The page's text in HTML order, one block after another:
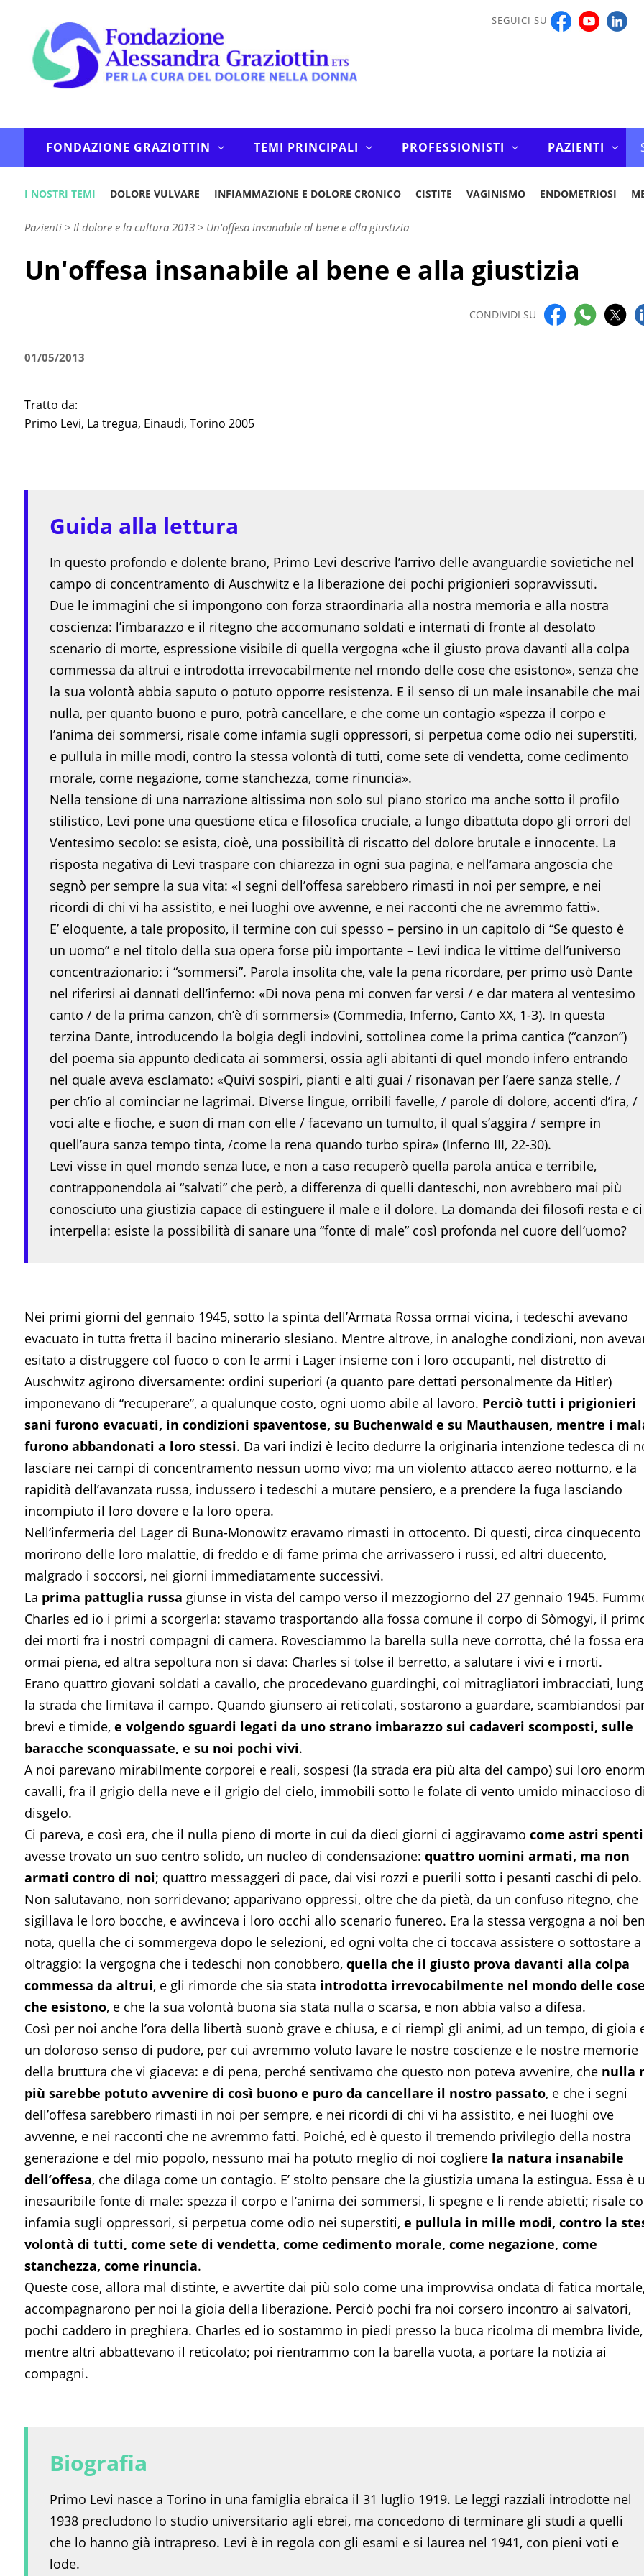
SEGUICI SU
FONDAZIONE GRAZIOTTIN TEMI PRINCIPALI PROFESSIONISTI PAZIENTI
I NOSTRI TEMI DOLORE VULVARE INFIAMMAZIONE E DOLORE CRONICO CISTITE VAGINISMO ENDOMETRIOSI
Pazienti> Il dolore e la cultura 2013 > Un'offesa insanabile al bene e alla giustizia
Un'offesa insanabile al bene e alla giustizia
CONDIVIDI SU
01/05/2013
Tratto da:
Primo Levi, La tregua, Einaudi, Torino 2005
Guida alla lettura
In questo profondo e dolente brano, Primo Levi descrive l’arrivo delle avanguardie sovietiche nel
campo di concentramento di Auschwitz e la liberazione dei pochi prigionieri sopravvissuti.
Due le immagini che si impongono con forza straordinaria alla nostra memoria e alla nostra
coscienza: l’imbarazzo e il ritegno che accomunano soldati e internati di fronte al desolato
scenario di morte, espressione visibile di quella vergogna «che il giusto prova davanti alla colpa
commessa da altrui e introdotta irrevocabilmente nel mondo delle cose che esistono», senza che
la sua volontà abbia saputo o potuto opporre resistenza. E il senso di un male insanabile che mai
nulla, per quanto buono e puro, potrà cancellare, e che come un contagio «spezza il corpo e
l’anima dei sommersi, risale come infamia sugli oppressori, si perpetua come odio nei superstiti,
e pullula in mille modi, contro la stessa volontà di tutti, come sete di vendetta, come cedimento
morale, come negazione, come stanchezza, come rinuncia».
Nella tensione di una narrazione altissima non solo sul piano storico ma anche sotto il profilo
stilistico, Levi pone una questione etica e filosofica cruciale, a lungo dibattuta dopo gli orrori del
Ventesimo secolo: se esista, cioè, una possibilità di riscatto del dolore brutale e innocente. La
risposta negativa di Levi traspare con chiarezza in ogni sua pagina, e nell’amara angoscia che
segnò per sempre la sua vita: «I segni dell’offesa sarebbero rimasti in noi per sempre, e nei
ricordi di chi vi ha assistito, e nei luoghi ove avvenne, e nei racconti che ne avremmo fatti».
E’ eloquente, a tale proposito, il termine con cui spesso – persino in un capitolo di “Se questo è
un uomo” e nel titolo della sua opera forse più importante – Levi indica le vittime dell’universo
concentrazionario: i “sommersi”. Parola insolita che, vale la pena ricordare, per primo usò Dante
nel riferirsi ai dannati dell’inferno: «Di nova pena mi conven far versi / e dar matera al ventesimo
canto / de la prima canzon, ch’è d’i sommersi» (Commedia, Inferno, Canto XX, 1-3). In questa
terzina Dante, introducendo la bolgia degli indovini, sottolinea come la prima cantica (“canzon”)
del poema sia appunto dedicata ai sommersi, ossia agli abitanti di quel mondo infero entrando
nel quale aveva esclamato: «Quivi sospiri, pianti e alti guai / risonavan per l’aere sanza stelle, /
per ch’io al cominciar ne lagrimai. Diverse lingue, orribili favelle, / parole di dolore, accenti d’ira, /
voci alte e fioche, e suon di man con elle / facevano un tumulto, il qual s’aggira / sempre in
quell’aura sanza tempo tinta, /come la rena quando turbo spira» (Inferno III, 22-30).
Levi visse in quel mondo senza luce, e non a caso recuperò quella parola antica e terribile,
contrapponendola ai “salvati” che però, a differenza di quelli danteschi, non avrebbero mai più
conosciuto una giustizia capace di estinguere il male e il dolore. La domanda dei filosofi resta e ci
interpella: esiste la possibilità di sanare una “fonte di male” così profonda nel cuore dell’uomo?
Nei primi giorni del gennaio 1945, sotto la spinta dell’Armata Rossa ormai vicina, i tedeschi avevano
evacuato in tutta fretta il bacino minerario slesiano. Mentre altrove, in analoghe condizioni, non
esitato a distruggere col fuoco o con le armi i Lager insieme con i loro occupanti, nel distretto di
Auschwitz agirono diversamente: ordini superiori (a quanto pare dettati personalmente da Hitler)
imponevano di “recuperare”, a qualunque costo, ogni uomo abile al lavoro. Perciò tutti i prigionieri
sani furono evacuati, in condizioni spaventose, su Buchenwald e su Mauthausen, mentre i
furono abbandonati a loro stessi. Da vari indizi è lecito dedurre la originaria intenzione tedesca di
lasciare nei campi di concentramento nessun uomo vivo; ma un violento attacco aereo notturno, e la
rapidità dell’avanzata russa, indussero i tedeschi a mutare pensiero, e a prendere la fuga lasciando
incompiuto il loro dovere e la loro opera.
Nell’infermeria del Lager di Buna-Monowitz eravamo rimasti in ottocento. Di questi, circa cinquecento
morirono delle loro malattie, di freddo e di fame prima che arrivassero i russi, ed altri duecento,
malgrado i soccorsi, nei giorni immediatamente successivi.
La prima pattuglia russa giunse in vista del campo verso il mezzogiorno del 27 gennaio 1945.
Charles ed io i primi a scorgerla: stavamo trasportando alla fossa comune il corpo di Sòmogyi, il
dei morti fra i nostri compagni di camera. Rovesciammo la barella sulla neve corrotta, ché la fossa era
ormai piena, ed altra sepoltura non si dava: Charles si tolse il berretto, a salutare i vivi e i morti.
Erano quattro giovani soldati a cavallo, che procedevano guardinghi, coi mitragliatori imbracciati,
la strada che limitava il campo. Quando giunsero ai reticolati, sostarono a guardare, scambiandosi
brevi e timide, e volgendo sguardi legati da uno strano imbarazzo sui cadaveri scomposti, sulle
baracche sconquassate, e su noi pochi vivi.
A noi parevano mirabilmente corporei e reali, sospesi (la strada era più alta del campo) sui loro
cavalli, fra il grigio della neve e il grigio del cielo, immobili sotto le folate di vento umido minaccioso di
disgelo.
Ci pareva, e così era, che il nulla pieno di morte in cui da dieci giorni ci aggiravamo come astri spenti
avesse trovato un suo centro solido, un nucleo di condensazione: quattro uomini armati, ma non
armati contro di noi; quattro messaggeri di pace, dai visi rozzi e puerili sotto i pesanti caschi di pelo.
Non salutavano, non sorridevano; apparivano oppressi, oltre che da pietà, da un confuso ritegno, che
sigillava le loro bocche, e avvinceva i loro occhi allo scenario funereo. Era la stessa vergogna a noi ben
nota, quella che ci sommergeva dopo le selezioni, ed ogni volta che ci toccava assistere o sottostare
oltraggio: la vergogna che i tedeschi non conobbero, quella che il giusto prova davanti alla colpa
commessa da altrui, e gli rimorde che sia stata introdotta irrevocabilmente nel mondo delle cose
che esistono, e che la sua volontà buona sia stata nulla o scarsa, e non abbia valso a difesa.
Così per noi anche l’ora della libertà suonò grave e chiusa, e ci riempì gli animi, ad un tempo, di gioia
un doloroso senso di pudore, per cui avremmo voluto lavare le nostre coscienze e le nostre memorie
della bruttura che vi giaceva: e di pena, perché sentivamo che questo non poteva avvenire, che nulla
più sarebbe potuto avvenire di così buono e puro da cancellare il nostro passato, e che i segni
dell’offesa sarebbero rimasti in noi per sempre, e nei ricordi di chi vi ha assistito, e nei luoghi ove
avvenne, e nei racconti che ne avremmo fatti. Poiché, ed è questo il tremendo privilegio della nostra
generazione e del mio popolo, nessuno mai ha potuto meglio di noi cogliere la natura insanabile
dell’offesa, che dilaga come un contagio. E’ stolto pensare che la giustizia umana la estingua. Essa è
inesauribile fonte di male: spezza il corpo e l’anima dei sommersi, li spegne e li rende abietti; risale
infamia sugli oppressori, si perpetua come odio nei superstiti, e pullula in mille modi, contro la
volontà di tutti, come sete di vendetta, come cedimento morale, come negazione, come
stanchezza, come rinuncia.
Queste cose, allora mal distinte, e avvertite dai più solo come una improvvisa ondata di fatica mortale,
accompagnarono per noi la gioia della liberazione. Perciò pochi fra noi corsero incontro ai salvatori,
pochi caddero in preghiera. Charles ed io sostammo in piedi presso la buca ricolma di membra livide,
mentre altri abbattevano il reticolato; poi rientrammo con la barella vuota, a portare la notizia ai
compagni.
Biografia
Primo Levi nasce a Torino in una famiglia ebraica il 31 luglio 1919. Le leggi razziali introdotte nel
1938 precludono lo studio universitario agli ebrei, ma concedono di terminare gli studi a quelli
che lo hanno già intrapreso. Levi è in regola con gli esami e si laurea nel 1941, con pieni voti e
lode.